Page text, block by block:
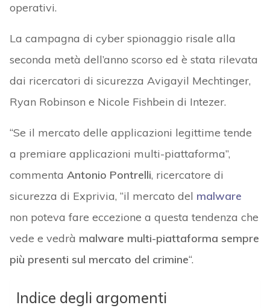
operativi.
La campagna di cyber spionaggio risale alla
seconda metà dell’anno scorso ed è stata rilevata
dai ricercatori di sicurezza Avigayil Mechtinger,
Ryan Robinson e Nicole Fishbein di Intezer.
“Se il mercato delle applicazioni legittime tende
a premiare applicazioni multi-piattaforma”,
commenta Antonio Pontrelli, ricercatore di
sicurezza di Exprivia, “il mercato del malware
non poteva fare eccezione a questa tendenza che
vede e vedrà malware multi-piattaforma sempre
più presenti sul mercato del crimine“.
Indice degli argomenti